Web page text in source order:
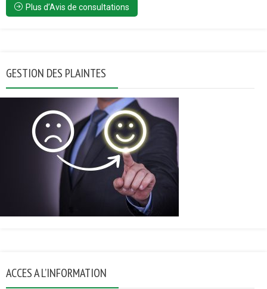
Plus d’Avis de consultations
GESTION DES PLAINTES
ACCES A L’INFORMATION